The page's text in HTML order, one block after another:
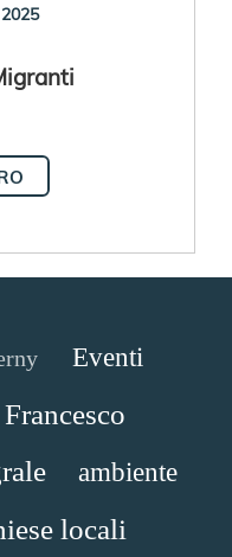
Eventi
ambiente
locali